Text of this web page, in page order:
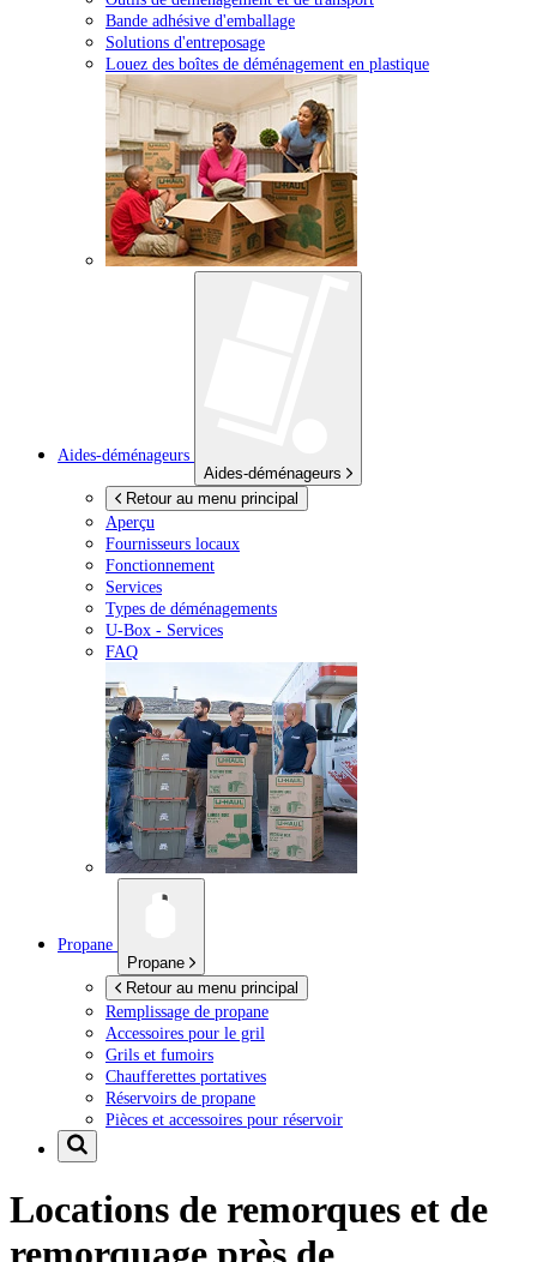
Bande adhésive d'emballage
Solutions d'entreposage
Louez des boîtes de déménagement en plastique
Aides-déménageurs
Aides-déménageurs
Retour au menu principal
Aperçu
Fournisseurs locaux
Fonctionnement
Services
Types de déménagements
U-Box - Services
FAQ
Propane
Propane
Retour au menu principal
Remplissage de propane
Accessoires pour le gril
Grils et fumoirs
Chaufferettes portatives
Réservoirs de propane
Pièces et accessoires pour réservoir
Locations de remorques et de